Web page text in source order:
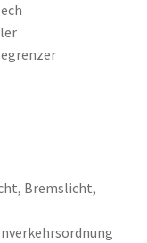
Bremslicht,